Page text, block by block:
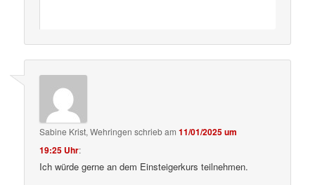
Sabine Krist, Wehringen schriebam11/01/2025 um
19:25 Uhr:
Ich würde gerne an dem Einsteigerkurs teilnehmen.